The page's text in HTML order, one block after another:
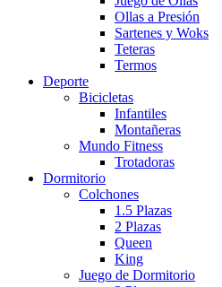
Ollas a Presión
Sartenes y Woks
Teteras
Termos
Deporte
Bicicletas
Infantiles
Montañeras
Mundo Fitness
Trotadoras
Dormitorio
Colchones
1.5 Plazas
2 Plazas
Queen
King
Juego de Dormitorio